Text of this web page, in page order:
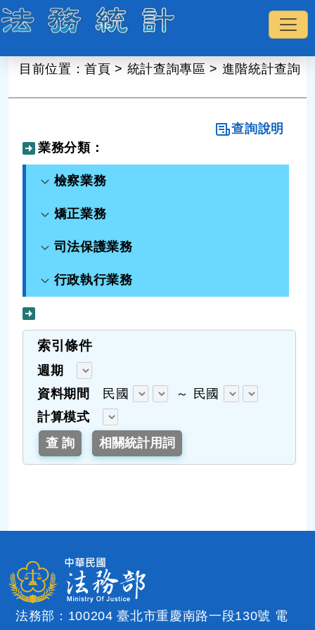
目前位置：首頁 > 統計查詢專區 > 進階統計查詢
查詢說明
業務分類：
檢察業務
矯正業務
司法保護業務
行政執行業務
索引條件
週期
資料期間 民國 ～
民國
計算模式
法務部：100204 臺北市重慶南路一段130號 電